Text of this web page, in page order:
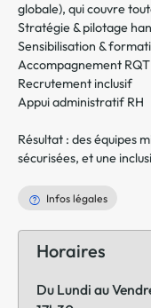
globale), qui couvre
Stratégie & pilotage
Sensibilisation &
Accompagnement
Recrutement inclusif
Appui administratif RH
Résultat : des équipes
sécurisées, et une
Infos légales
Horaires
Du Lundi au